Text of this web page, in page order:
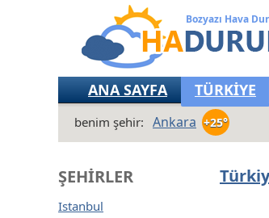
Bozyazı Hava
ANA SAYFA TÜRKİYE
benim şehir: Ankara +25°
ŞEHIRLER
Istanbul